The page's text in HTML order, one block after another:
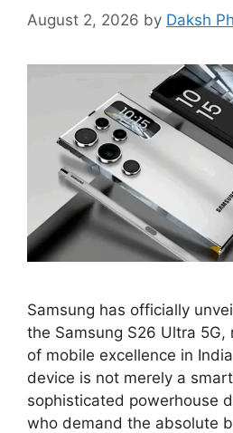
August 2, 2026 by Daksh
Samsung has officially
the Samsung S26 Ultra 5G,
of mobile excellence in
device is not merely a
sophisticated powerhouse
who demand the absolute